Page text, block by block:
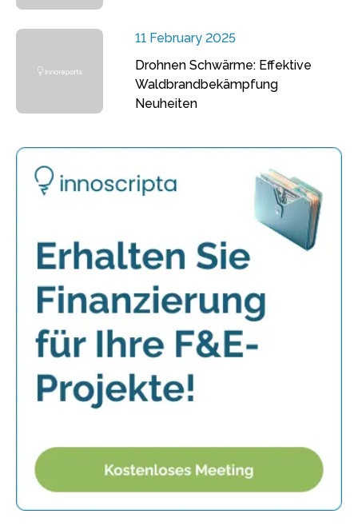
11 February 2025
Drohnen Schwärme: Effektive
Waldbrandbekämpfung
Neuheiten